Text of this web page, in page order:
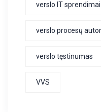
verslo IT sprendimai
verslo procesų
verslo tęstinumas
VVS